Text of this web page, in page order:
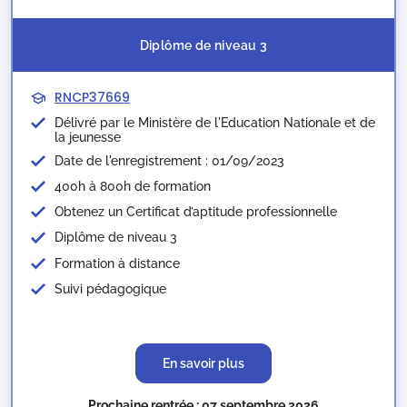
Diplôme de niveau 3
RNCP37669
Délivré par le Ministère de l'Education Nationale et de
la jeunesse​
Date de l'enregistrement : 01/09/2023
400h à 800h de formation
Obtenez un Certificat d’aptitude professionnelle
Diplôme de niveau 3
Formation à distance
Suivi pédagogique
En savoir plus